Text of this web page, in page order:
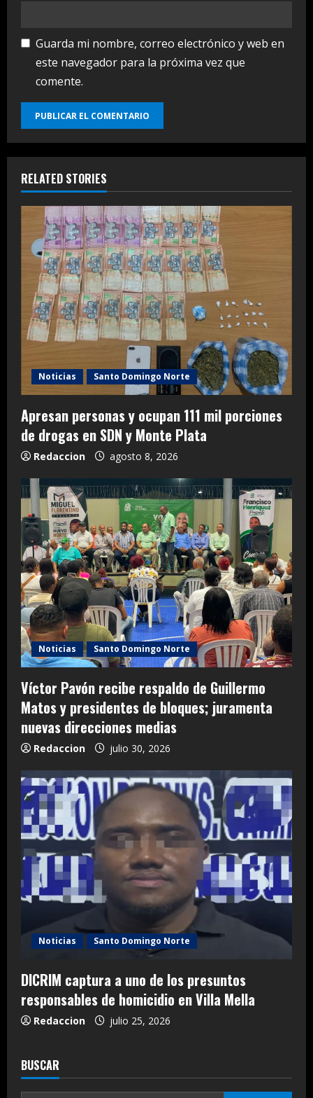
Guarda mi nombre, correo electrónico y web en
este navegador para la próxima vez que
comente.
RELATED STORIES
Noticias Santo Domingo Norte
Apresan personas y ocupan 111 mil porciones
de drogas en SDN y Monte Plata
Redaccion agosto 8, 2026
Noticias Santo Domingo Norte
Víctor Pavón recibe respaldo de Guillermo
Matos y presidentes de bloques; juramenta
nuevas direcciones medias
Redaccion julio 30, 2026
Noticias Santo Domingo Norte
DICRIM captura a uno de los presuntos
responsables de homicidio en Villa Mella
Redaccion julio 25, 2026
BUSCAR